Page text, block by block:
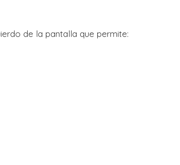
de la pantalla que permite: